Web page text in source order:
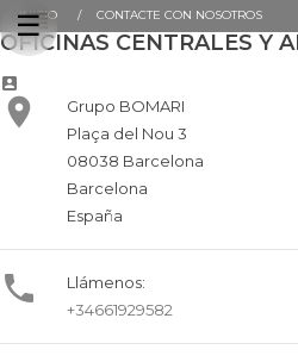
Navegación
de
palanca
☰

INICIO CONTACTE CON NOSOTROS
OFICINAS CENTRALES Y

Grupo BOMARI
Plaça del Nou 3
08038 Barcelona
Barcelona
España

Llámenos:
+34661929582